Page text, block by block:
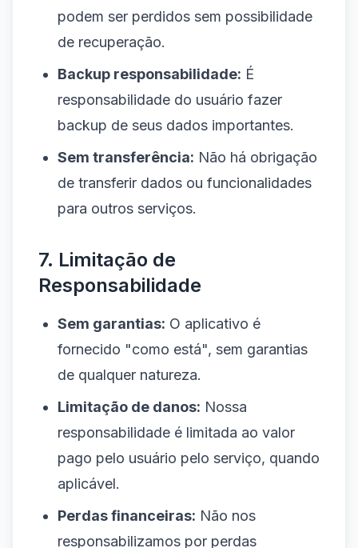
podem ser perdidos sem possibilidade
de recuperação.
Backup responsabilidade: É
responsabilidade do usuário fazer
backup de seus dados importantes.
Sem transferência: Não há obrigação
de transferir dados ou funcionalidades
para outros serviços.
7. Limitação de
Responsabilidade
Sem garantias: O aplicativo é
fornecido "como está", sem garantias
de qualquer natureza.
Limitação de danos: Nossa
responsabilidade é limitada ao valor
pago pelo usuário pelo serviço, quando
aplicável.
Perdas financeiras: Não nos
responsabilizamos por perdas